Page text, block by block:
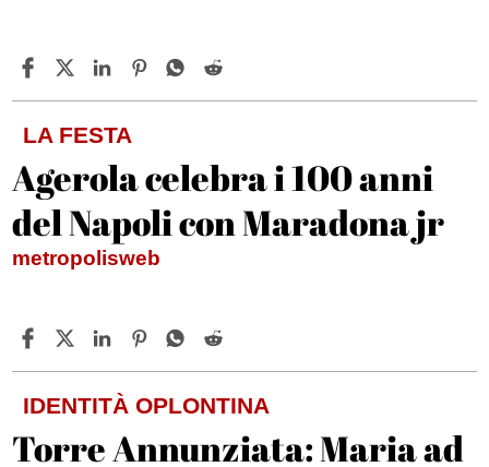
LA FESTA
Agerola celebra i 100 anni
del Napoli con Maradona jr
metropolisweb
IDENTITÀ OPLONTINA
Torre Annunziata: Maria ad